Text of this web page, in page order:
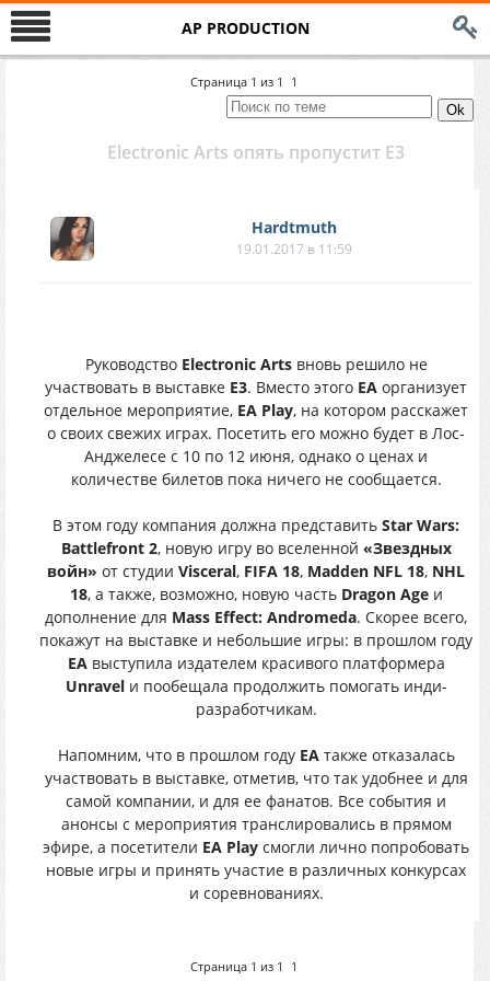
AP PRODUCTION
Страница 1 из 1 1
Electronic Arts опять пропустит Е3
Hardtmuth
19.01.2017 в 11:59
Руководство Electronic Artsвновь решило не
участвовать в выставке Е3. Вместо этого EA организует
отдельное мероприятие, EA Play, на котором расскажет
о своих свежих играх. Посетить его можно будет в Лос-
Анджелесе с 10 по 12 июня, однако о ценах и
количестве билетов пока ничего не сообщается.
В этом году компания должна представить Star Wars:
Battlefront 2, новую игру во вселенной «Звездных
войн» от студии Visceral, FIFA 18, Madden NFL 18, NHL
18, а также, возможно, новую часть Dragon Ageи
дополнение для Mass Effect: Andromeda. Скорее всего,
покажут на выставке и небольшие игры: в прошлом году
EAвыступила издателем красивого платформера
Unravelи пообещала продолжить помогать инди-
разработчикам.
Напомним, что в прошлом году EAтакже отказалась
участвовать в выставке, отметив, что так удобнее и для
самой компании, и для ее фанатов. Все события и
анонсы с мероприятия транслировались в прямом
эфире, а посетители EA Play смогли лично попробовать
новые игры и принять участие в различных конкурсах
и соревнованиях.
Страница 1 из 1 1